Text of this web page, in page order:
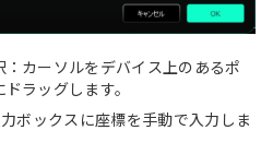
：カーソルをデバイス上のあるポ
ラッグします。
ボックスに座標を手動で入力しま